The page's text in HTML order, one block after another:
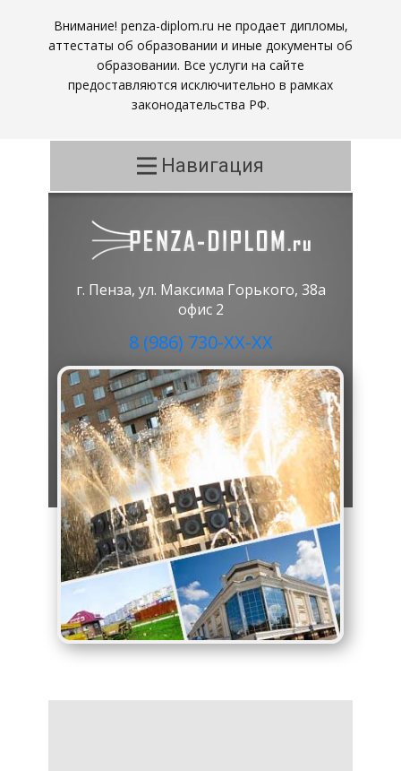
Внимание! penza-diplom.ru не продает дипломы,
аттестаты об образовании и иные документы об
образовании. Все услуги на сайте
предоставляются исключительно в рамках
законодательства РФ.
Навигация
г. Пенза, ул. Максима Горького, 38а
офис 2
8 (986) 730-ХХ-ХХ